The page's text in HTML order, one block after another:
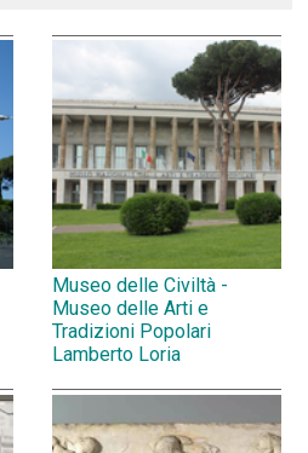
Museo delle Civiltà -
Museo delle Arti e
Tradizioni Popolari
Lamberto Loria